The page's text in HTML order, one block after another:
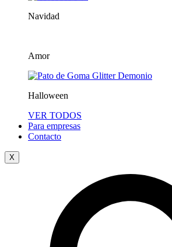
Navidad
Amor
Halloween
VER TODOS
Para empresas
Contacto
X